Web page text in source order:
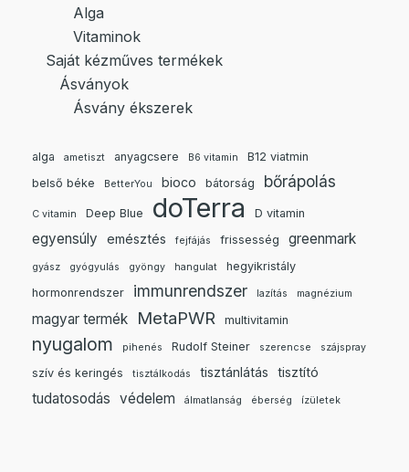
Alga
Vitaminok
Saját kézműves termékek
Ásványok
Ásvány ékszerek
alga ametiszt anyagcsere B6 vitamin
B12 viatmin
belső béke
BetterYou bioco bátorság bőrápolás
C vitamin Deep Blue doTerra D vitamin
egyensúly emésztés fejfájás frissesség greenmark
gyász gyógyulás gyöngy hangulat
hegyikristály
hormonrendszer
immunrendszer lazítás magnézium
magyar termék MetaPWR multivitamin
nyugalom pihenés Rudolf Steiner szerencse szájspray
szív és keringés tisztálkodás tisztánlátás tisztító
tudatosodás védelem álmatlanság éberség ízületek